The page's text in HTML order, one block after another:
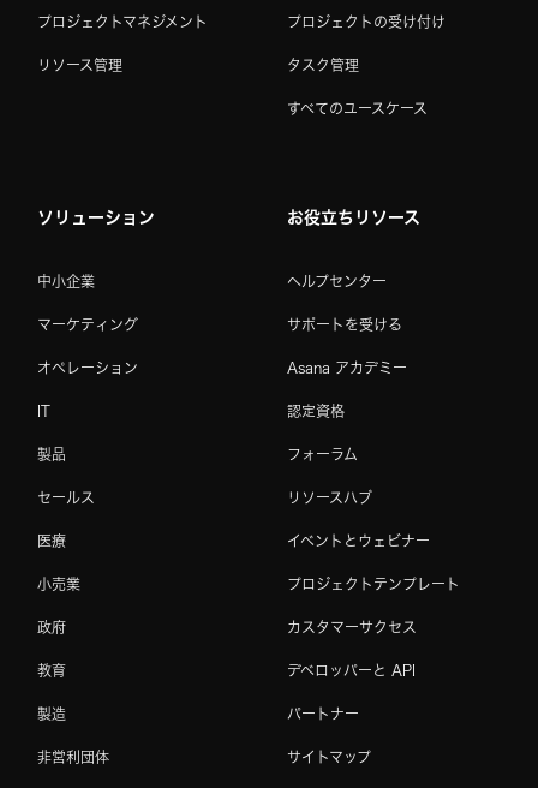
プロジェクトマネジメント
リソース管理
プロジェクトの受け付け
タスク管理
すべてのユースケース
ソリューション
中小企業
マーケティング
オペレーション
IT
製品
セールス
医療
小売業
政府
教育
製造
非営利団体
お役立ちリソース
ヘルプセンター
サポートを受ける
Asana アカデミー
認定資格
フォーラム
リソースハブ
イベントとウェビナー
プロジェクトテンプレート
カスタマーサクセス
デベロッパーと API
パートナー
サイトマップ